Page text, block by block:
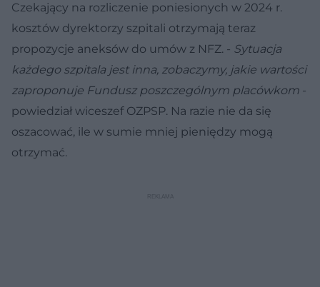
Czekający na rozliczenie poniesionych w 2024 r.
kosztów dyrektorzy szpitali otrzymają teraz
propozycje aneksów do umów z NFZ. - Sytuacja
każdego szpitala jest inna, zobaczymy, jakie wartości
zaproponuje Fundusz poszczególnym placówkom -
powiedział wiceszef OZPSP. Na razie nie da się
oszacować, ile w sumie mniej pieniędzy mogą
otrzymać.